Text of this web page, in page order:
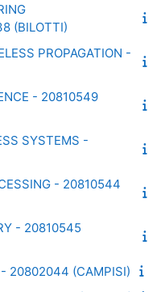
(BILOTTI)
PROPAGATION -
- 20810549
SYSTEMS -
- 20810544
- 20810545
20802044 (CAMPISI)